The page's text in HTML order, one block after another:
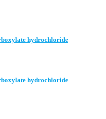
hydrochloride
hydrochloride